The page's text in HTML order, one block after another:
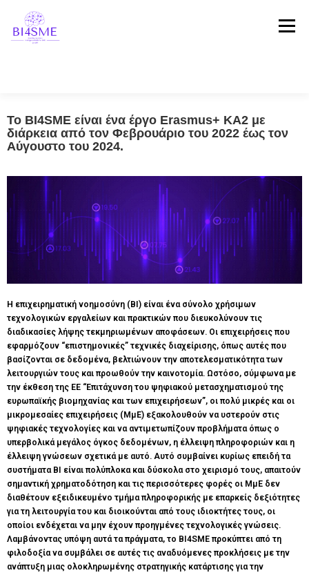
Μενού
ΑΡΧΙΚΗ ΣΧΕΤΙΚΆ ΜΕ ΤΟ ΈΡΓΟ ΣΥΜΠΡΑΞΗ
ΜΑΡΤΥΡΊΕΣ ΕΠΙΚΟΙΝΩΝΙΑ
Το BI4SME είναι ένα έργο Erasmus+ KA2 με
διάρκεια από τον Φεβρουάριο του 2022 έως τον
Αύγουστο του 2024.
Η επιχειρηματική νοημοσύνη (BI) είναι ένα σύνολο χρήσιμων
τεχνολογικών εργαλείων και πρακτικών που διευκολύνουν τις
διαδικασίες λήψης τεκμηριωμένων αποφάσεων. Οι επιχειρήσεις που
εφαρμόζουν “επιστημονικές” τεχνικές διαχείρισης, όπως αυτές που
βασίζονται σε δεδομένα, βελτιώνουν την αποτελεσματικότητα των
λειτουργιών τους και προωθούν την καινοτομία. Ωστόσο, σύμφωνα με
την έκθεση της ΕΕ “Επιτάχυνση του ψηφιακού μετασχηματισμού της
ευρωπαϊκής βιομηχανίας και των επιχειρήσεων”, οι πολύ μικρές και οι
μικρομεσαίες επιχειρήσεις (ΜμΕ) εξακολουθούν να υστερούν στις
ψηφιακές τεχνολογίες και να αντιμετωπίζουν προβλήματα όπως ο
υπερβολικά μεγάλος όγκος δεδομένων, η έλλειψη πληροφοριών και η
έλλειψη γνώσεων σχετικά με αυτό. Αυτό συμβαίνει κυρίως επειδή τα
συστήματα BI είναι πολύπλοκα και δύσκολα στο χειρισμό τους, απαιτούν
σημαντική χρηματοδότηση και τις περισσότερες φορές οι ΜμΕ δεν
διαθέτουν εξειδικευμένο τμήμα πληροφορικής με επαρκείς δεξιότητες
για τη λειτουργία του και διοικούνται από τους ιδιοκτήτες τους, οι
οποίοι ενδέχεται να μην έχουν προηγμένες τεχνολογικές γνώσεις.
Λαμβάνοντας υπόψη αυτά τα πράγματα, το BI4SME προκύπτει από τη
φιλοδοξία να συμβάλει σε αυτές τις αναδυόμενες προκλήσεις με την
ανάπτυξη μιας ολοκληρωμένης στρατηγικής κατάρτισης για την